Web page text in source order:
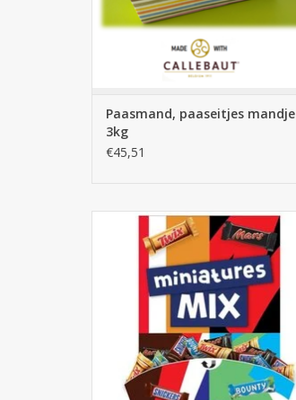
Paasmand, paaseitjes mandje
3kg
€45,51
Mars Miniatures Mix 3kg
TOEVOEGEN AAN WINKELWAGEN